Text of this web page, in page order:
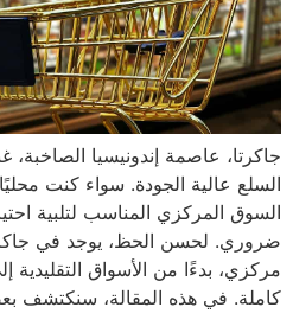
جاكرتا، عاصمة إندونيسيا الصاخبة،
السلع عالية الجودة. سواء كنت
السوق المركزي المناسب لتلبية
ضروري. لحسن الحظ، يوجد في
مركزي، بدءًا من الأسواق التقليدية
كاملة. في هذه المقالة، سنكتشف